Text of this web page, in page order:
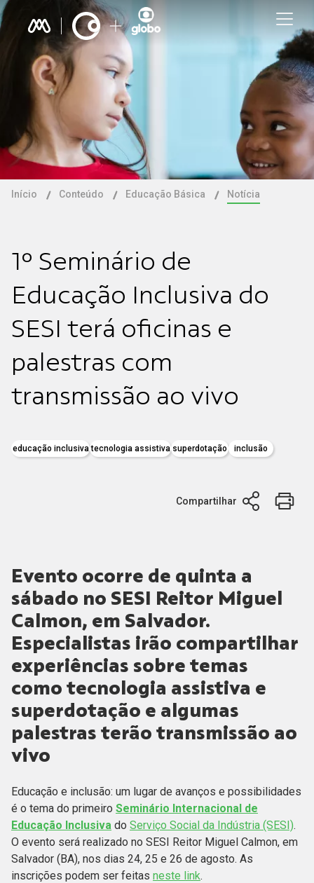
Início Conteúdo Educação Básica Notícia
1º Seminário de
Educação Inclusiva do
SESI terá oficinas e
palestras com
transmissão ao vivo
educação inclusiva tecnologia assistiva superdotação inclusão
Compartilhar
Evento ocorre de quinta a
sábado no SESI Reitor Miguel
Calmon, em Salvador.
Especialistas irão compartilhar
experiências sobre temas
como tecnologia assistiva e
superdotação e algumas
palestras terão transmissão ao
vivo
Educação e inclusão: um lugar de avanços e possibilidades
é o tema do primeiro Seminário Internacional de
Educação Inclusiva do Serviço Social da Indústria (SESI).
O evento será realizado no SESI Reitor Miguel Calmon, em
Salvador (BA), nos dias 24, 25 e 26 de agosto. As
inscrições podem ser feitas neste link.